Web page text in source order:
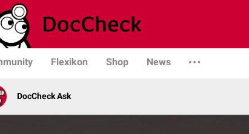
Flexikon Shop News
DocCheck Ask